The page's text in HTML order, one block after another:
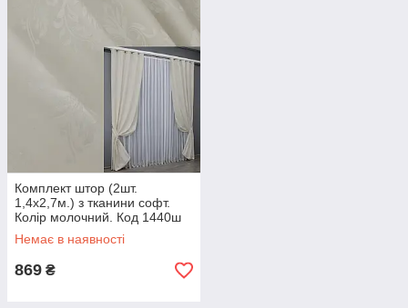
Комплект штор (2шт.
1,4х2,7м.) з тканини софт.
Колір молочний. Код 1440ш
33-0338
Немає в наявності
869 ₴